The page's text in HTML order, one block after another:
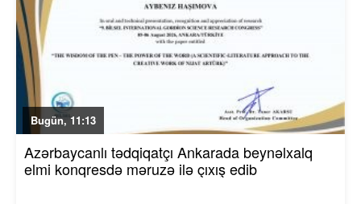
Bugün, 11:13
Azərbaycanlı tədqiqatçı Ankarada beynəlxalq
elmi konqresdə məruzə ilə çıxış edib